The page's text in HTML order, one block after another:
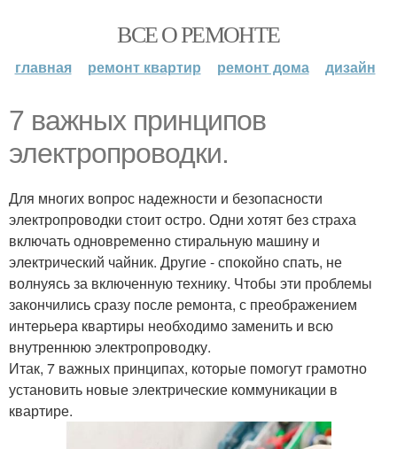
ВСЕ О РЕМОНТЕ
главная ремонт квартир ремонт дома дизайн
7 важных принципов
электропроводки.
Для многих вопрос надежности и безопасности
электропроводки стоит остро. Одни хотят без страха
включать одновременно стиральную машину и
электрический чайник. Другие - спокойно спать, не
волнуясь за включенную технику. Чтобы эти проблемы
закончились сразу после ремонта, с преображением
интерьера квартиры необходимо заменить и всю
внутреннюю электропроводку.
Итак, 7 важных принципах, которые помогут грамотно
установить новые электрические коммуникации в
квартире.